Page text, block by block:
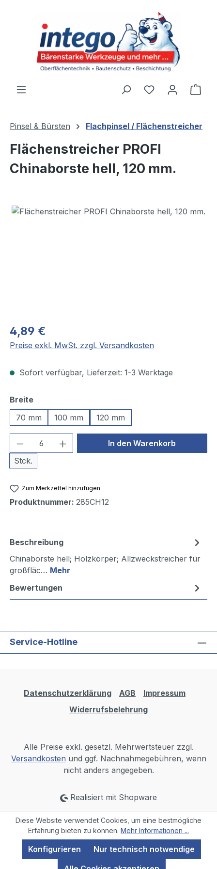
Du hast 0
Pinsel & Bürsten Flachpinsel / Flächenstreicher
Flächenstreicher PROFI
Chinaborste hell, 120 mm.
Bildergalerie überspringen
4,89 €
Preise exkl. MwSt. zzgl. Versandkosten
Sofort verfügbar, Lieferzeit: 1-3 Werktage
Breiteauswählen
70 mm
100 mm 120 mm
Produkt Anzahl: Gib den
Stck.
In den Warenkorb
Zum Merkzettel hinzufügen
Produktnummer: 285CH12
Beschreibung
Chinaborste hell; Holzkörper; Allzweckstreicher für
großfläc… Mehr
Bewertungen
Service-Hotline
Datenschutzerklärung AGB
Impressum
Widerrufsbelehrung
Alle Preise exkl. gesetzl. Mehrwertsteuer zzgl.
Versandkosten und ggf. Nachnahmegebühren, wenn
nicht anders angegeben.
Realisiert mit Shopware
Diese Website verwendet Cookies, um eine bestmögliche
Erfahrung bieten zu können. Mehr Informationen ...
Nur technisch notwendige
Konfigurieren